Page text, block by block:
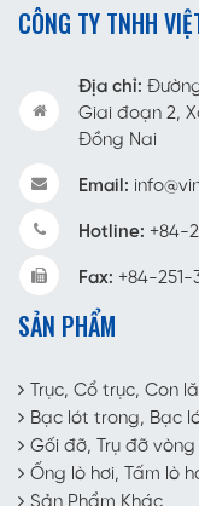
CÔNG TY TNHH
Địa chỉ:
Giai đoạn 2,
Đồng Nai
Email:
Hotline: +84-
Fax: +84-251-
SẢN PHẨM
Trục, Cổ trục, Con
Bạc lót trong, Bạc
Gối đỡ, Trụ đỡ vòng
Ống lò hơi, Tấm lò
Sản Phẩm Khác